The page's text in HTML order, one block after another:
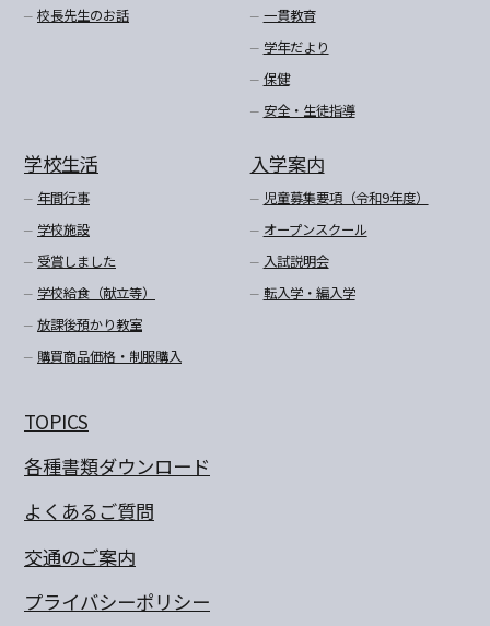
校長先生のお話
一貫教育
学年だより
保健
安全・生徒指導
学校生活
年間行事
学校施設
受賞しました
学校給食（献立等）
放課後預かり教室
購買商品価格・制服購入
入学案内
児童募集要項（令和9年度）
オープンスクール
入試説明会
転入学・編入学
TOPICS
各種書類ダウンロード
よくあるご質問
交通のご案内
プライバシーポリシー